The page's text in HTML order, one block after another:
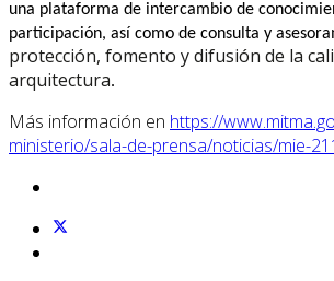
una plataforma de intercambio de
participación, así como de consulta y
protección, fomento y difusión de la
arquitectura.
Más información en https://
ministerio/sala-de-prensa/noticias/mie-